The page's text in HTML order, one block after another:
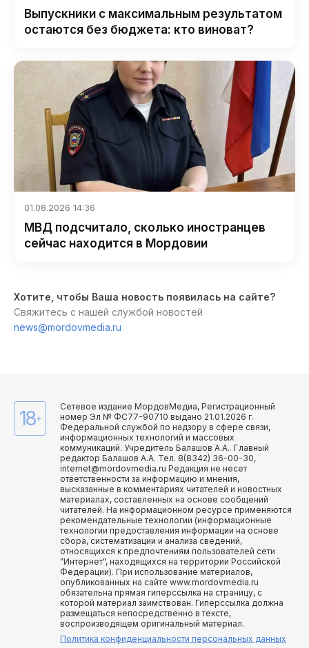
Выпускники с максимальным результатом
остаются без бюджета: кто виноват?
01.08.2026 14:36
МВД подсчитало, сколько иностранцев
сейчас находится в Мордовии
Хотите, чтобы Ваша новость появилась на сайте?
Свяжитесь с нашей службой новостей
news@mordovmedia.ru
18+
Сетевое издание МордовМедиа, Регистрационный
номер Эл № ФС77-90710 выдано 21.01.2026 г.
Федеральной службой по надзору в сфере связи,
информационных технологий и массовых
коммуникаций. Учредитель Балашов А.А.. Главный
редактор Балашов А.А. Тел. 8(8342) 36-00-30,
internet@mordovmedia.ru Редакция не несет
ответственности за информацию и мнения,
высказанные в комментариях читателей и новостных
материалах, составленных на основе сообщений
читателей. На информационном ресурсе применяются
рекомендательные технологии (информационные
технологии предоставления информации на основе
сбора, систематизации и анализа сведений,
относящихся к предпочтениям пользователей сети
"Интернет", находящихся на территории Российской
Федерации). При использование материалов,
опубликованных на сайте www.mordovmedia.ru
обязательна прямая гиперссылка на страницу, с
которой материал заимствован. Гиперссылка должна
размещаться непосредственно в тексте,
воспроизводящем оригинальный материал.
Политика конфиденциальности персональных данных